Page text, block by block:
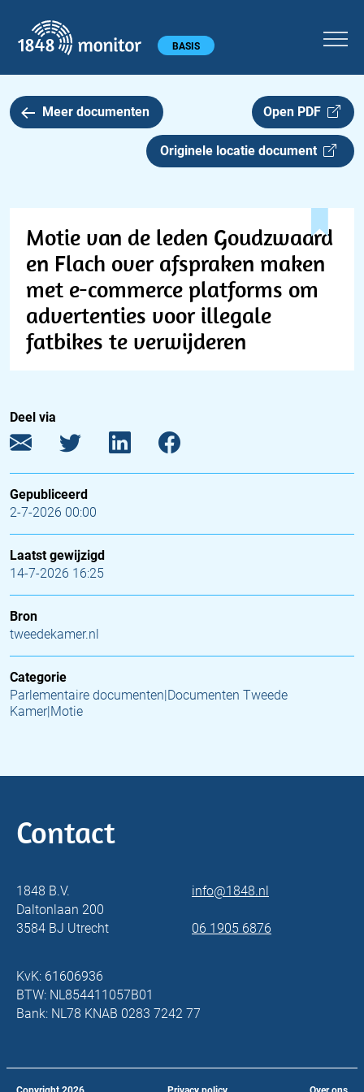
Hoofdmenu BASIS
Meer documenten Open PDF
Originele locatie document
Motie van de leden Goudzwaard
en Flach over afspraken maken
met e-commerce platforms om
advertenties voor illegale
fatbikes te verwijderen
Deel via
Gepubliceerd
2-7-2026 00:00
Laatst gewijzigd
14-7-2026 16:25
Bron
tweedekamer.nl
Categorie
Parlementaire documenten|Documenten Tweede
Kamer|Motie
Contact
1848 B.V.
Daltonlaan 200
3584 BJ Utrecht
info@1848.nl
06 1905 6876
KvK: 61606936
BTW: NL854411057B01
Bank: NL78 KNAB 0283 7242 77